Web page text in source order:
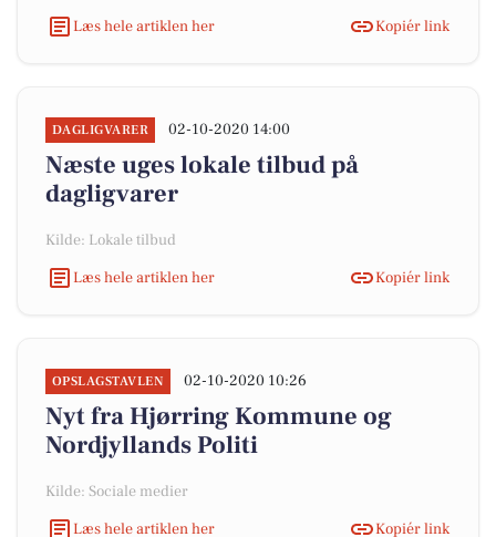
Læs hele artiklen her
Kopiér link
DAGLIGVARER 02-10-2020 14:00
Næste uges lokale tilbud på
dagligvarer
Kilde: Lokale tilbud
Læs hele artiklen her
Kopiér link
OPSLAGSTAVLEN 02-10-2020 10:26
Nyt fra Hjørring Kommune og
Nordjyllands Politi
Kilde: Sociale medier
Læs hele artiklen her
Kopiér link